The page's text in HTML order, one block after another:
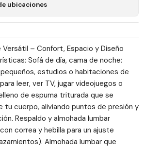
ubicaciones
Versátil – Confort, Espacio y Diseño
Sofá de día, cama de noche:
estudios o habitaciones de
leer, ver TV, jugar videojuegos o
de espuma triturada que se
tu cuerpo, aliviando puntos de presión y
Respaldo y almohada lumbar
correa y hebilla para un ajuste
Almohada lumbar que